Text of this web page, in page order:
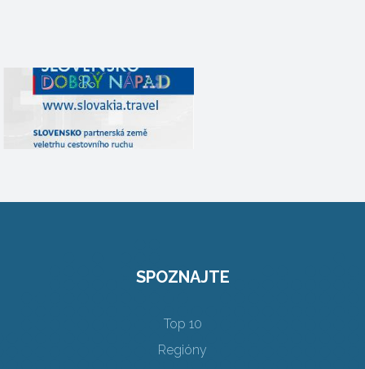
SPOZNAJTE
Top 10
Regióny